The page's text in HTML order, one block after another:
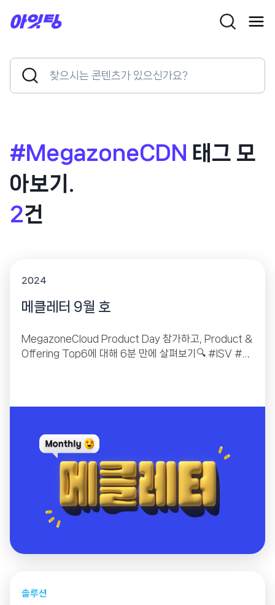
Search
Search
Button
#MegazoneCDN 태그 모
아보기.
2건
2024
메클레터 9월 호
MegazoneCloud Product Day 참가하고, Product &
Offering Top6에 대해 6분 만에 살펴보기🔍 #ISV #글
솔루션